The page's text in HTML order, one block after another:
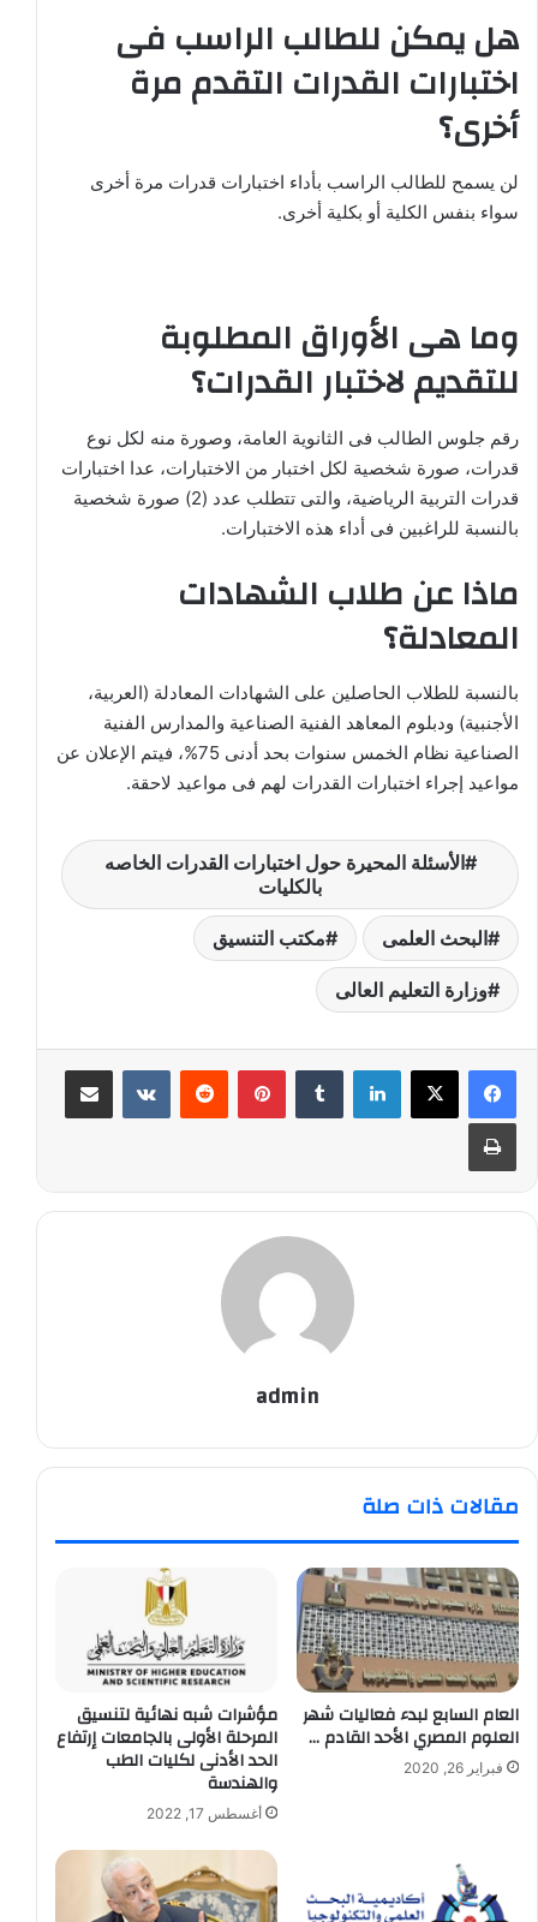
هل يمكن للطالب الراسب فى
اختبارات القدرات التقدم مرة
أخرى؟
لن يسمح للطالب الراسب بأداء اختبارات قدرات مرة أخرى
سواء بنفس الكلية أو بكلية أخرى.
وما هى الأوراق المطلوبة
للتقديم لاختبار القدرات؟
رقم جلوس الطالب فى الثانوية العامة، وصورة منه لكل نوع
قدرات، صورة شخصية لكل اختبار من الاختبارات، عدا اختبارات
قدرات التربية الرياضية، والتى تتطلب عدد (2) صورة شخصية
بالنسبة للراغبين فى أداء هذه الاختبارات.
ماذا عن طلاب الشهادات
المعادلة؟
بالنسبة للطلاب الحاصلين على الشهادات المعادلة (العربية،
الأجنبية) ودبلوم المعاهد الفنية الصناعية والمدارس الفنية
الصناعية نظام الخمس سنوات بحد أدنى 75%، فيتم الإعلان عن
مواعيد إجراء اختبارات القدرات لهم فى مواعيد لاحقة.
الأسئلة المحيرة حول اختبارات القدرات الخاصه
بالكليات
البحث العلمى مكتب التنسيق
وزارة التعليم العالى
لينكدإن بينتيريست
admin
مقالات ذات صلة
العام السابع لبدء فعاليات شهر
العلوم المصري الأحد القادم …
فبراير 26, 2020
مؤشرات شبه نهائية لتنسيق
المرحلة الأولى بالجامعات إرتفاع
الحد الأدنى لكليات الطب
والهندسة
أغسطس 17, 2022